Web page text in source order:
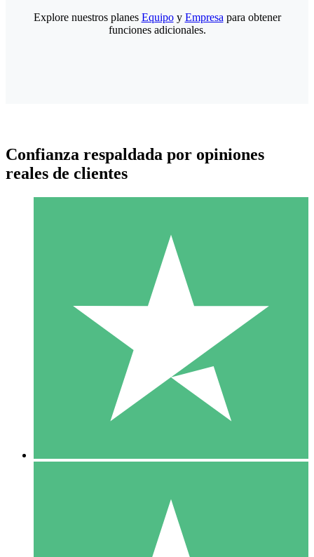
Paquetes de Créditos Individuales
Paga según el uso con créditos de descarga. Sin compromiso
10 00
10 Descargas
20 00
Explore nuestros planes Equipoy Empresa para obtener
funciones adicionales.
Confianza respaldada por opiniones
reales de clientes